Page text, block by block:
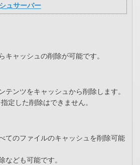
ュサーバー
キャッシュの削除が可能です。
テンツをキャッシュから削除します。
定した削除はできません。
てのファイルのキャッシュを削除可能
なども可能です。